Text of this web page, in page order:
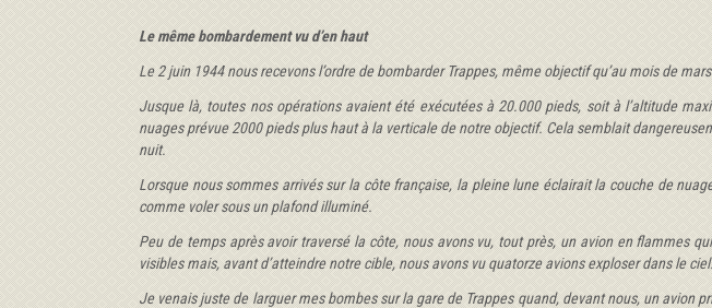
Le même bombardement vu d’en haut
Le 2 juin 1944 nous recevons l’ordre de bombarder Trappes, même objectif qu’au mois de
Jusque là, toutes nos opérations avaient été exécutées à 20.000 pieds, soit à l’altitude
nuages prévue 2000 pieds plus haut à la verticale de notre objectif. Cela semblait
nuit.
Lorsque nous sommes arrivés sur la côte française, la pleine lune éclairait la couche de
comme voler sous un plafond illuminé.
Peu de temps après avoir traversé la côte, nous avons vu, tout près, un avion en flammes
visibles mais, avant d’atteindre notre cible, nous avons vu quatorze avions exploser dans le ciel.
Je venais juste de larguer mes bombes sur la gare de Trappes quand, devant nous, un avion